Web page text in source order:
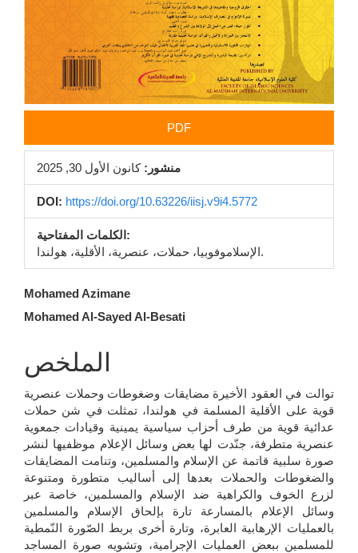
PDF
منشور: كانون الأول 30, 2025
DOI: https://doi.org/10.63226/iisj.v9i4.5772
الكلمات المفتاحية:
الإسلاموفوبيا، حملات، عنصرية، الأقلية، هولندا.
محتوى
المقالة
الرئيسي
Mohamed Azimane
Mohamed Al-Sayed Al-Besati
الملخص
توالت في العقود الأخيرة مضايقات وضغوطات وحملات عنصرية
قوية على الأقلية المسلمة في هولندا، تمثلت في شن حملات
عدائية قوية من طرف أحزاب سياسية يمينية وقيادات جمعوية
عنصرية متطرفة، جنّدت لها بعض وسائل الإعلام موظفيها لنشر
صورة سلبية قاتمة عن الإسلام والمسلمين، وتنامت المضايقات
والضغوطات والحملات بعدها إلى أساليب متطورة ومتنوعة
لزرع الخوف والكراهية ضد الإسلام والمسلمين، خاصة عبر
وسائل الإعلام بالمسارعة تارة بإلحاق الإسلام والمسلمين
بالعمليات الإرهابية العابرة، وتارة أخرى بربط الصّورة النّمطية
للمسلمين ببعض العمليات الإجرامية، وتشويه صورة المساجد